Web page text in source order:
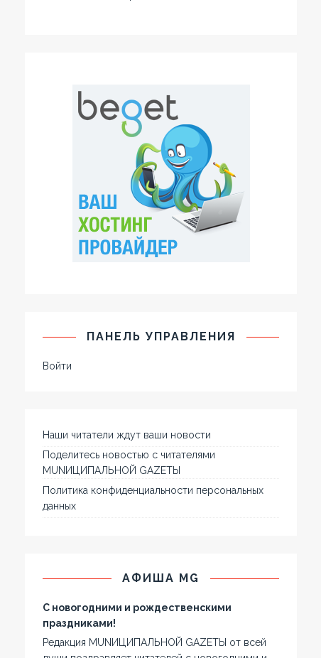
ПАНЕЛЬ УПРАВЛЕНИЯ
Войти
Наши читатели ждут ваши новости
Поделитесь новостью с читателями
MUNИЦИПАЛЬНОЙ GAZЕТЫ
Политика конфиденциальности персональных
данных
АФИША MG
С новогодними и рождественскими
праздниками!
Редакция MUNИЦИПАЛЬНОЙ GAZЕТЫ от всей